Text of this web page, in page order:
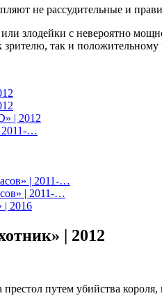
не рассудительные и
злодейки с невероятно
зрителю, так и положительному
| 2012
2011-…
| 2011-…
| 2011-…
| 2016
| 2012
путем убийства